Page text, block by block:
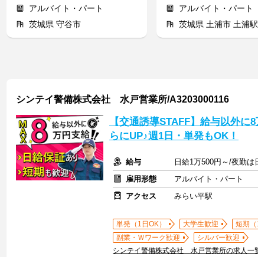
アルバイト・パート
茨城県 守谷市
アルバイト・パート
茨城県 土浦市 土浦
シンテイ警備株式会社 水戸営業所/A3203000116
【交通誘導STAFF】給与以外
らにUP♪週1日・単発もOK！
給与
日給1万500円～/夜勤
雇用形態
アルバイト・パート
アクセス
みらい平駅
単発（1日OK） 大学生歓迎
短期（
副業・Ｗワーク歓迎
シルバー歓迎
シンテイ警備株式会社 水戸営業所の求人一